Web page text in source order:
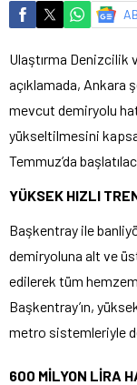
Ulaştırma Denizcilik
açıklamada, Ankara
mevcut demiryolu
yükseltilmesini
Temmuz’da
YÜKSEK HIZLI
Başkentray ile
demiryoluna alt ve
edilerek tüm
Başkentray’ın,
metro sistemleriyle
600 MİLYON LİRA